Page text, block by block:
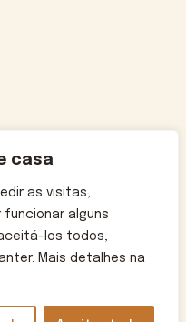
casa
as visitas,
alguns
los todos,
Mais detalhes na